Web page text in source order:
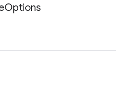
Options